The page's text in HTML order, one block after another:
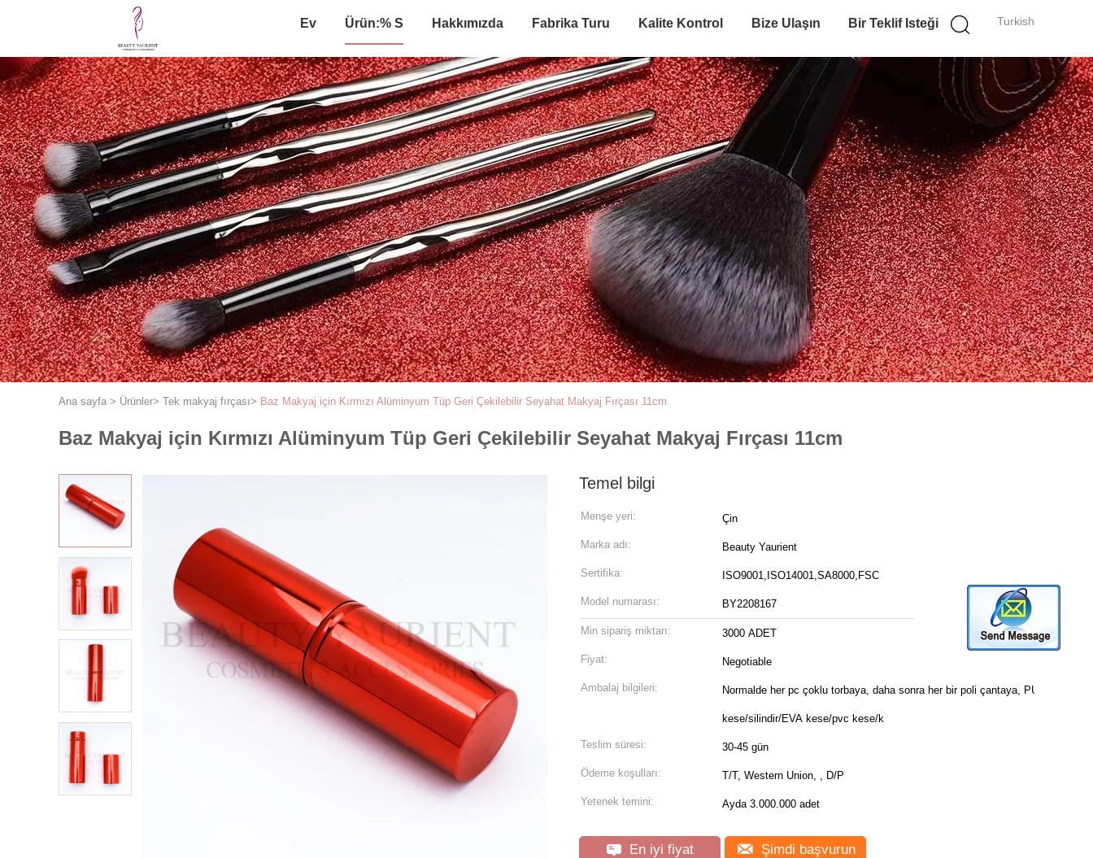
Turkish
Ev Ürün:% S Hakkımızda Fabrika Turu Kalite Kontrol Bize Ulaşın Bir Teklif Isteği
Ana sayfa > Ürünler> Tek makyaj fırçası> Baz Makyaj için Kırmızı Alüminyum Tüp Geri Çekilebilir Seyahat Makyaj Fırçası 11cm
Baz Makyaj için Kırmızı Alüminyum Tüp Geri Çekilebilir Seyahat Makyaj Fırçası 11cm
Temel bilgi
Menşe yeri: Çin
Marka adı: Beauty Yaurient
Sertifika: ISO9001,ISO14001,SA8000,FSC
Model numarası: BY2208167
Min sipariş miktarı: 3000 ADET
Fiyat: Negotiable
Ambalaj bilgileri: Normalde her pc çoklu torbaya, daha sonra her bir poli çantaya, PU
kese/silindir/EVA kese/pvc kese/k
Teslim süresi: 30-45 gün
Ödeme koşulları: T/T, Western Union, , D/P
Yetenek temini: Ayda 3.000.000 adet
En iyi fiyat Şimdi başvurun